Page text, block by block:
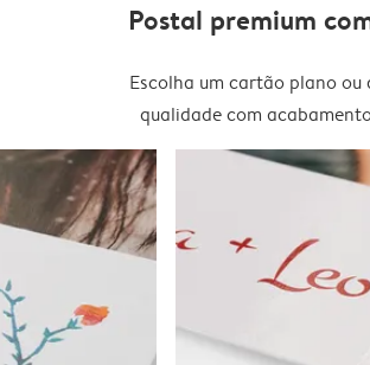
Postal premium
Escolha um cartão plano
qualidade com